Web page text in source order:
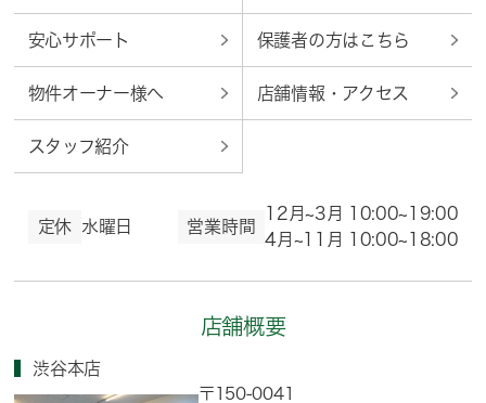
安心サポート 保護者の方はこちら
物件オーナー様へ 店舗情報・アクセス
スタッフ紹介
定休 水曜日 営業時間
12月~3月 10:00~19:00
4月~11月 10:00~18:00
店舗概要
渋谷本店
〒150-0041